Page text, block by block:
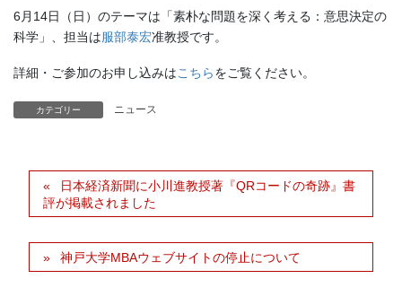
6月14日（日）のテーマは「素朴な問題を深く考える：意思決定の
科学」、担当は服部泰宏准教授です。
詳細・ご参加のお申し込みはこちらをご覧ください。
カテゴリー ニュース
日本経済新聞に小川進教授著『QRコードの奇跡』書
評が掲載されました
神戸大学MBAウェブサイトの停止について